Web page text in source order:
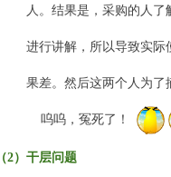
人。结果是，采购的人了
进行讲解，所以导致实际
果差。然后这两个人为了
呜呜，冤死了！
（2）干层问题